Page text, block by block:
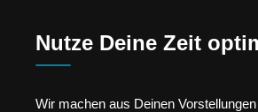
Nutze Deine Zeit
Wir machen aus Deinen